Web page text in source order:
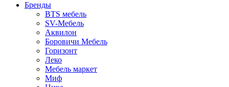
Бренды
BTS мебель
SV-Мебель
Аквилон
Боровичи Мебель
Горизонт
Леко
Мебель маркет
Миф